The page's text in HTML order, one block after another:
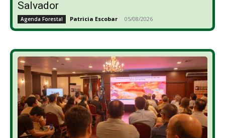
Salvador
Agenda Forestal Patricia Escobar - 05/08/2026